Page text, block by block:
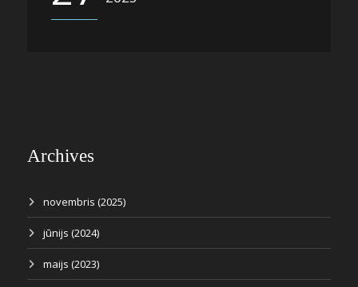
Archives
novembris (2025)
jūnijs (2024)
maijs (2023)